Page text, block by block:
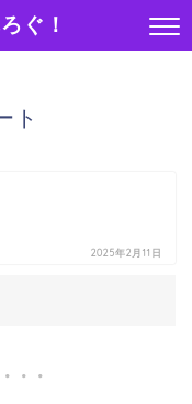
ぐ！
ト
2025年2月11日